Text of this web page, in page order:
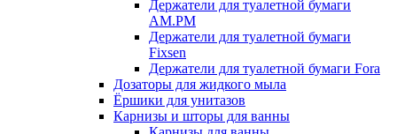
Держатели для туалетной бумаги
AM.PM
Держатели для туалетной бумаги
Fixsen
Держатели для туалетной бумаги Fora
Дозаторы для жидкого мыла
Ёршики для унитазов
Карнизы и шторы для ванны